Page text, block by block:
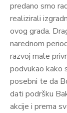
predano smo
realizirali
ovog grada.
narednom
razvoj male
podvukao kako
posebni te da
dati podršku
akcije i prema